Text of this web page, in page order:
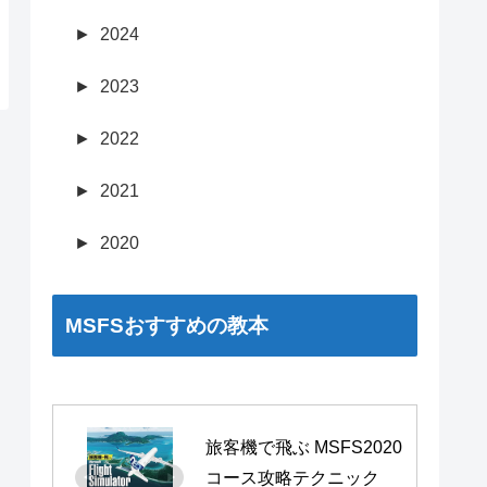
► 2024
► 2023
► 2022
► 2021
► 2020
MSFSおすすめの教本
旅客機で飛ぶ MSFS2020
コース攻略テクニック